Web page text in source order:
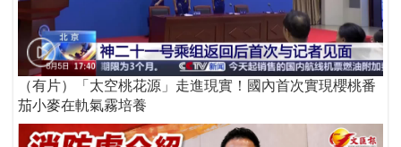
（有片）「太空桃花源」走進現實！國內首次實現櫻桃番
茄小麥在軌氣霧培養